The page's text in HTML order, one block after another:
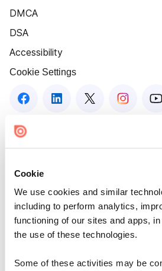
Cookie
We use cookies and similar
including to perform analytics,
functioning of our sites and apps,
the use of these technologies.
Some of these activities may be
DMCA
DSA
Accessibility
Cookie Settings